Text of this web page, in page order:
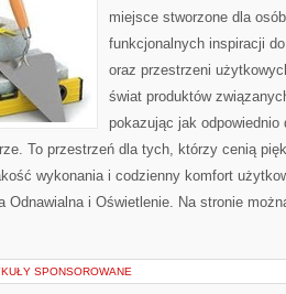
miejsce stworzone dla
funkcjonalnych inspiracji
oraz przestrzeni
świat produktów
pokazując jak odpowiednio
To przestrzeń dla tych, którzy cenią
wykonania i codzienny komfort
Odnawialna i Oświetlenie. Na stronie
SPONSOROWANE